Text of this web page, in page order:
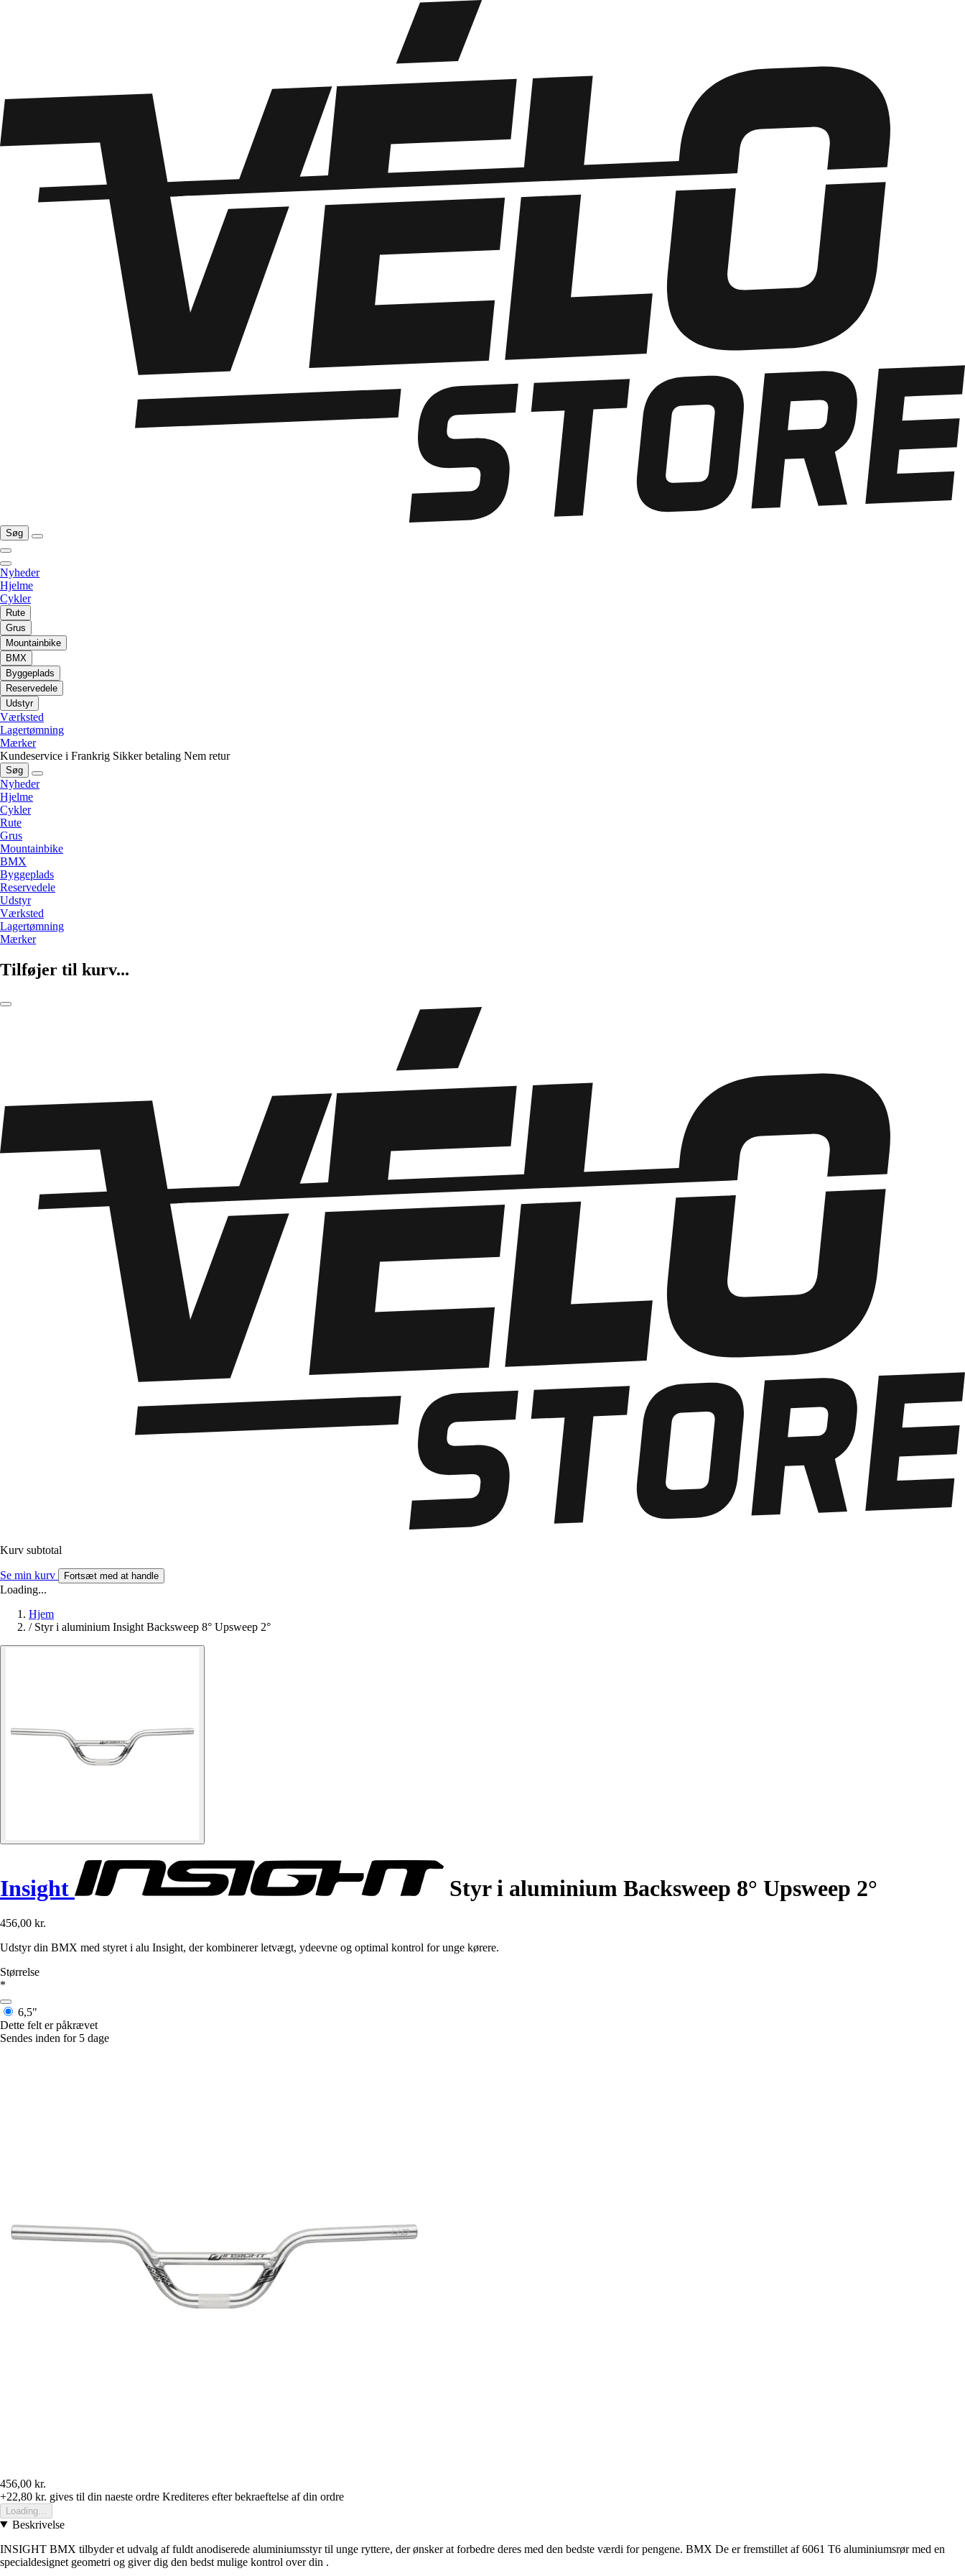
Søg
Nyheder
Hjelme
Cykler
Rute
Grus
Mountainbike
BMX
Byggeplads
Reservedele
Udstyr
Værksted
Lagertømning
Mærker
Kundeservice i Frankrig Sikker betaling Nem retur
Søg
Nyheder
Hjelme
Cykler
Rute
Grus
Mountainbike
BMX
Byggeplads
Reservedele
Udstyr
Værksted
Lagertømning
Mærker
Tilføjer til kurv...
Kurv subtotal
Se min kurv Fortsæt med at handle
Loading...
Hjem
/ Styr i aluminium Insight Backsweep 8° Upsweep 2°
Insight Styr i aluminium Backsweep 8° Upsweep 2°
456,00 kr.
Udstyr din BMX med styret i alu Insight, der kombinerer letvægt, ydeevne og optimal kontrol for unge kørere.
Størrelse
*
6,5"
Dette felt er påkrævet
Sendes inden for 5 dage
456,00 kr.
+22,80 kr. gives til din naeste ordre Krediteres efter bekraeftelse af din ordre
Loading...
Beskrivelse
INSIGHT BMX tilbyder et udvalg af fuldt anodiserede aluminiumsstyr til unge ryttere, der ønsker at forbedre deres med den bedste værdi for pengene. BMX De er fremstillet af 6061 T6 aluminiumsrør med en
specialdesignet geometri og giver dig den bedst mulige kontrol over din .